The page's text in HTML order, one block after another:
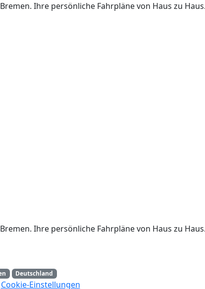
Ihre persönliche Fahrpläne von Haus zu
Ihre persönliche Fahrpläne von Haus zu
Deutschland
Cookie-Einstellungen